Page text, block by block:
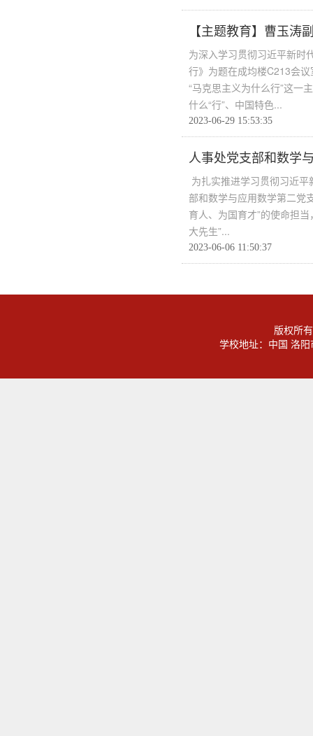
【主题教育】曹玉涛
为深入学习贯彻习近平新时
行》为题在成均楼C213会
“马克思主义为什么行”这一
什么“行”、中国特色...
2023-06-29 15:53:35
人事处党支部和数学
为扎实推进学习贯彻习近
部和数学与应用数学第二党
育人、为国育才”的使命担
大先生”...
2023-06-06 11:50:37
版权所
学校地址：中国 洛